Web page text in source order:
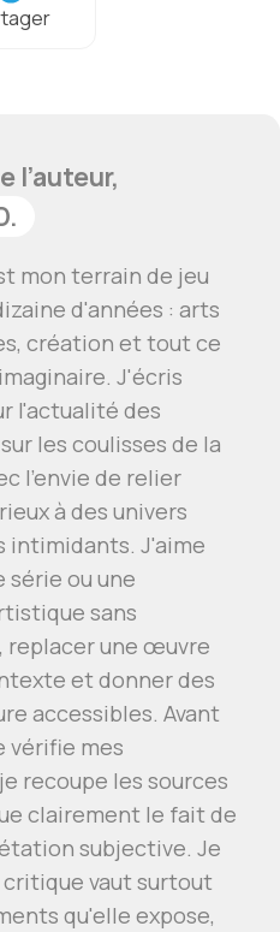
l’auteur,
mon terrain de jeu
d'années : arts
création et tout ce
J'écris
l'actualité des
les coulisses de la
l'envie de relier
à des univers
intimidants. J'aime
série ou une
sans
replacer une œuvre
et donner des
accessibles. Avant
vérifie mes
recoupe les sources
clairement le fait de
subjective. Je
vaut surtout
qu'elle expose,